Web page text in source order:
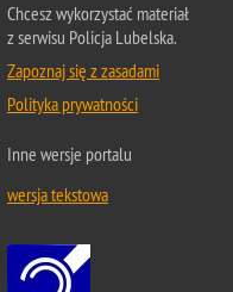
Chcesz wykorzystać materiał
z serwisu Policja Lubelska.
Zapoznaj się z zasadami
Polityka prywatności
Inne wersje portalu
wersja tekstowa